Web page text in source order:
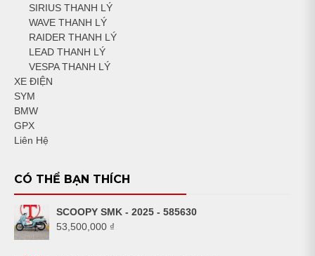
SIRIUS THANH LÝ
WAVE THANH LÝ
RAIDER THANH LÝ
LEAD THANH LÝ
VESPA THANH LÝ
XE ĐIỆN
SYM
BMW
GPX
Liên Hệ
CÓ THỂ BẠN THÍCH
SCOOPY SMK - 2025 - 585630
53,500,000 ₫